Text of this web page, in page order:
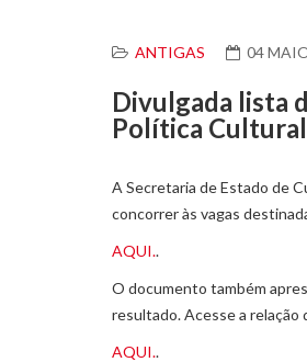
ANTIGAS 04
Divulgada lista
Política Cultural
A Secretaria de Estado de
concorrer às vagas
AQUI..
O documento também
resultado. Acesse a relação
AQUI..